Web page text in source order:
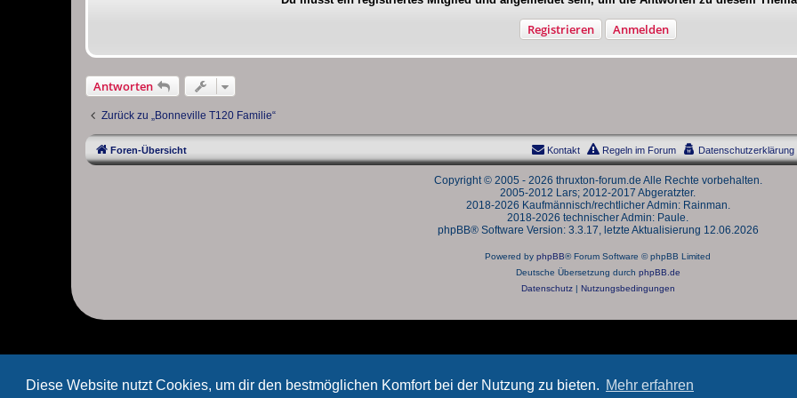
Diese Website nutzt Cookies, um dir den bestmöglichen Komfort bei der Nutzung zu bieten. Mehr erfahren
Registrieren Anmelden
Antworten
Zurück zu „Bonneville T120 Familie“
Foren-Übersicht Datenschutzerklärung
Regeln im Forum
Kontakt
Copyright © 2005 - 2026 thruxton-forum.de Alle Rechte vorbehalten.
2005-2012 Lars; 2012-2017 Abgeratzter.
2018-2026 Kaufmännisch/rechtlicher Admin: Rainman.
2018-2026 technischer Admin: Paule.
phpBB® Software Version: 3.3.17, letzte Aktualisierung 12.06.2026
Powered by phpBB® Forum Software © phpBB Limited
Deutsche Übersetzung durch phpBB.de
Datenschutz| Nutzungsbedingungen